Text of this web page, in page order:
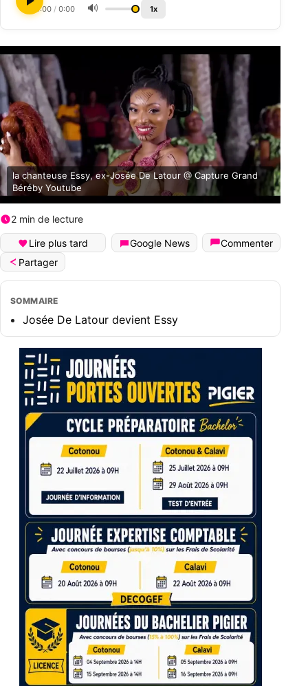
0:00 / 0:00 🔊 1x
la chanteuse Essy, ex-Josée De Latour @ Capture Grand
Béréby Youtube
2 min de lecture
Lire plus tard Google News
Commenter
Partager
SOMMAIRE
Josée De Latour devient Essy